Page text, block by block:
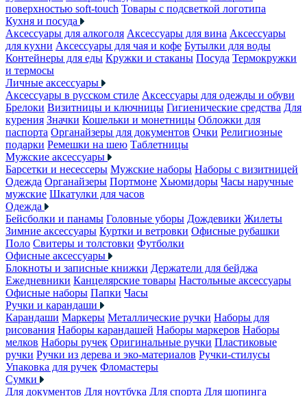
поверхностью soft-touch Товары с подсветкой логотипа
Кухня и посуда
Аксессуары для алкоголя Аксессуары для вина Аксессуары
для кухни Аксессуары для чая и кофе Бутылки для воды
Контейнеры для еды Кружки и стаканы Посуда Термокружки
и термосы
Личные аксессуары
Аксессуары в русском стиле Аксессуары для одежды и обуви
Брелоки Визитницы и ключницы Гигиенические средства Для
курения Значки Кошельки и монетницы Обложки для
паспорта Органайзеры для документов Очки Религиозные
подарки Ремешки на шею Таблетницы
Мужские аксессуары
Барсетки и несессеры Мужские наборы Наборы с визитницей
Одежда Органайзеры Портмоне Хьюмидоры Часы наручные
мужские Шкатулки для часов
Одежда
Бейсболки и панамы Головные уборы Дождевики Жилеты
Зимние аксессуары Куртки и ветровки Офисные рубашки
Поло Свитеры и толстовки Футболки
Офисные аксессуары
Блокноты и записные книжки Держатели для бейджа
Ежедневники Канцелярские товары Настольные аксессуары
Офисные наборы Папки Часы
Ручки и карандаши
Карандаши Маркеры Металлические ручки Наборы для
рисования Наборы карандашей Наборы маркеров Наборы
мелков Наборы ручек Оригинальные ручки Пластиковые
ручки Ручки из дерева и эко-материалов Ручки-стилусы
Упаковка для ручек Фломастеры
Сумки
Для документов Для ноутбука Для спорта Для шопинга